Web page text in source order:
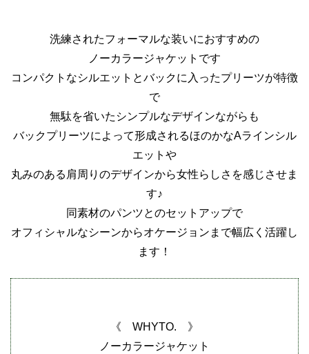
洗練されたフォーマルな装いにおすすめの
ノーカラージャケットです
コンパクトなシルエットとバックに入ったプリーツが特徴
で
無駄を省いたシンプルなデザインながらも
バックプリーツによって形成されるほのかなAラインシル
エットや
丸みのある肩周りのデザインから女性らしさを感じさせま
す♪
同素材のパンツとのセットアップで
オフィシャルなシーンからオケージョンまで幅広く活躍し
ます！
《 WHYTO. 》
ノーカラージャケット